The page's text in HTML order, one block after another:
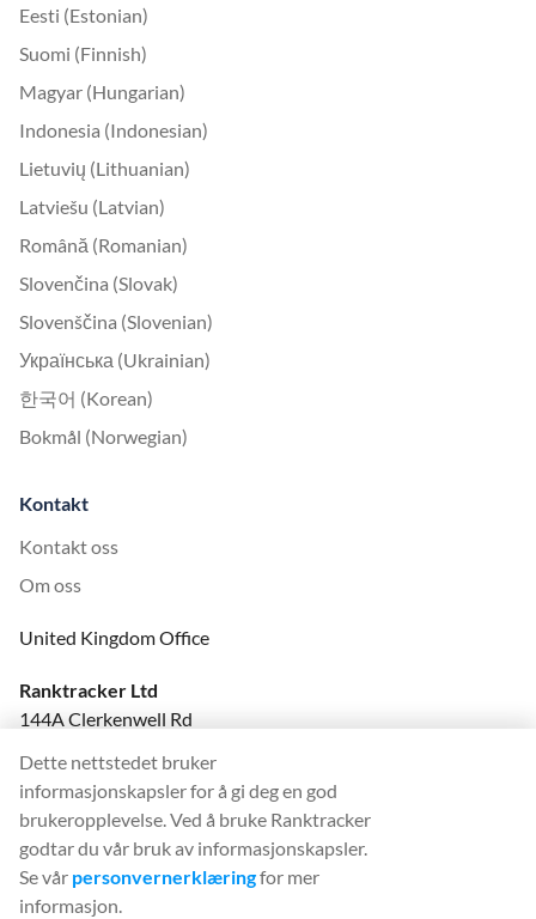
Eesti (Estonian)
Suomi (Finnish)
Magyar (Hungarian)
Indonesia (Indonesian)
Lietuvių (Lithuanian)
Latviešu (Latvian)
Română (Romanian)
Slovenčina (Slovak)
Slovenščina (Slovenian)
Українська (Ukrainian)
한국어 (Korean)
Bokmål (Norwegian)
Kontakt
Kontakt oss
Om oss
United Kingdom Office
Ranktracker Ltd
144A Clerkenwell Rd
Company No: 08820809
felix@ranktracker.com
2015 -
Dette nettstedet bruker
informasjonskapsler for å gi deg en god
brukeropplevelse. Ved å bruke Ranktracker
godtar du vår bruk av informasjonskapsler.
Se vår personvernerklæringfor mer
informasjon.